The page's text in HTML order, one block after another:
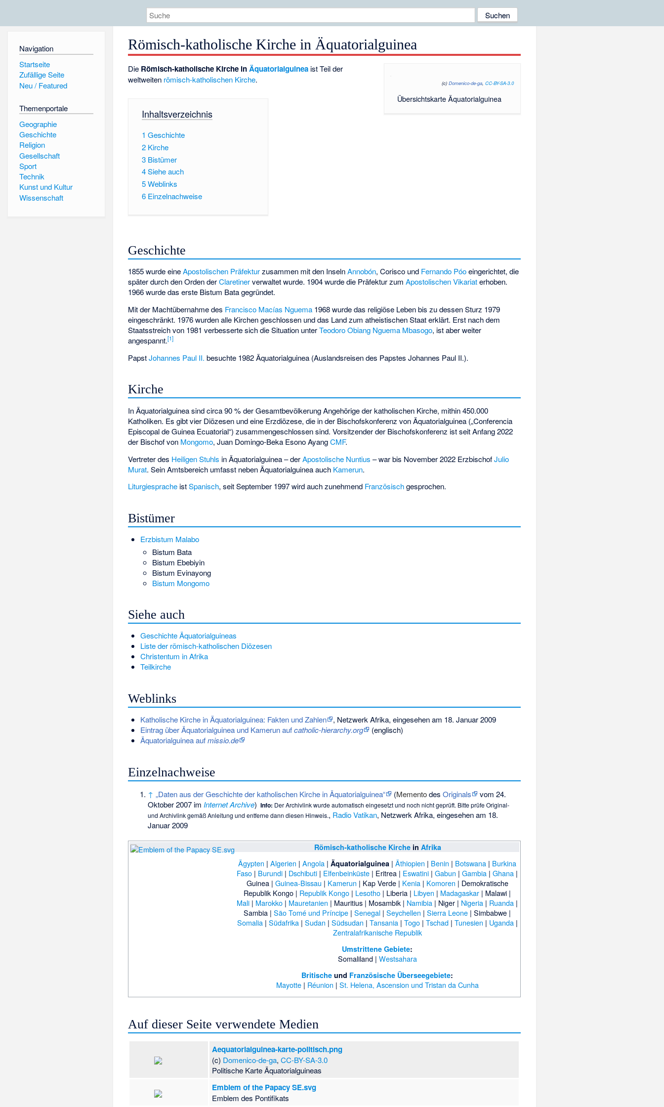
Navigation
Startseite
Zufällige Seite
Neu / Featured
Themenportale
Geographie
Geschichte
Religion
Gesellschaft
Sport
Technik
Kunst und Kultur
Wissenschaft
Römisch-katholische Kirche in Äquatorialguinea
(c) Domenico-de-ga, CC-BY-SA-3.0
Übersichtskarte Äquatorialguinea
Die Römisch-katholische Kirche inÄquatorialguinea ist Teil der
weltweiten römisch-katholischen Kirche.
Inhaltsverzeichnis
1 Geschichte
2 Kirche
3 Bistümer
4Siehe auch
5Weblinks
6 Einzelnachweise
Geschichte
1855 wurde eineApostolischen Präfekturzusammen mit den InselnAnnobón,Corisco und Fernando Póoeingerichtet, die
später durch den Orden derClaretinerverwaltet wurde. 1904 wurde die Präfektur zumApostolischen Vikariaterhoben.
1966 wurde das erste Bistum Bata gegründet.
Mit der Machtübernahme des Francisco Macías Nguema 1968 wurde das religiöse Leben bis zu dessen Sturz 1979
eingeschränkt. 1976 wurden alle Kirchen geschlossen und das Land zum atheistischen Staat erklärt. Erst nach dem
Staatsstreich von 1981 verbesserte sich die Situation unterTeodoro Obiang Nguema Mbasogo, ist aber weiter
angespannt.[1]
PapstJohannes Paul II. besuchte 1982 Äquatorialguinea (Auslandsreisen des Papstes Johannes Paul II.).
Kirche
In Äquatorialguinea sind circa 90 % der Gesamtbevölkerung Angehörige der katholischen Kirche, mithin 450.000
Katholiken. Es gibt vier Diözesen und eine Erzdiözese, die in der Bischofskonferenz von Äquatorialguinea („Conferencia
Episcopal de Guinea Ecuatorial“) zusammengeschlossen sind. Vorsitzender der Bischofskonferenz ist seit Anfang 2022
der Bischof von Mongomo,Juan Domingo-Beka Esono Ayang CMF.
Vertreter des Heiligen Stuhls in Äquatorialguinea – derApostolische Nuntius – war bis November 2022 ErzbischofJulio
Murat. Sein Amtsbereich umfasst neben Äquatorialguinea auch Kamerun.
Liturgiesprache istSpanisch, seit September 1997 wird auch zunehmend Französischgesprochen.
Bistümer
Erzbistum Malabo
Bistum Bata
Bistum Ebebiyin
Bistum Evinayong
Bistum Mongomo
Siehe auch
Geschichte Äquatorialguineas
Liste der römisch-katholischen Diözesen
Christentum in Afrika
Teilkirche
Weblinks
Katholische Kirche in Äquatorialguinea: Fakten und Zahlen
, Netzwerk Afrika, eingesehen am 18. Januar 2009
Eintrag über Äquatorialguinea und Kamerun aufcatholic-hierarchy.org
(englisch)
Äquatorialguinea aufmissio.de
Einzelnachweise
↑ „Daten aus der Geschichte der katholischen Kirche in Äquatorialguinea“ (MementodesOriginals
vom 24.
Oktober 2007 im Internet Archive) Info: Der Archivlink wurde automatisch eingesetzt und noch nicht geprüft. Bitte prüfe Original-
und Archivlink gemäßAnleitung und entferne dann diesen Hinweis., Radio Vatikan, Netzwerk Afrika, eingesehen am 18.
Januar 2009
Römisch-katholische Kirchein Afrika
Ägypten |Algerien |Angola |Äquatorialguinea |Äthiopien | Benin | Botswana | Burkina
Faso | Burundi | Dschibuti | Elfenbeinküste | Eritrea | Eswatini |Gabun |Gambia |Ghana |
Guinea| Guinea-Bissau | Kamerun | Kap Verde| Kenia| Komoren | Demokratische
Republik Kongo | Republik Kongo | Lesotho | Liberia | Libyen | Madagaskar | Malawi |
Mali | Marokko | Mauretanien | Mauritius | Mosambik | Namibia | Niger | Nigeria | Ruanda |
Sambia |São Tomé und Príncipe |Senegal |Seychellen |Sierra Leone |Simbabwe |
Somalia| Südafrika| Sudan | Südsudan | Tansania| Togo| Tschad| Tunesien | Uganda|
Zentralafrikanische Republik
Umstrittene Gebiete:
Somaliland| Westsahara
Britische und Französische Überseegebiete:
Mayotte| Réunion | St. Helena, Ascension und Tristan da Cunha
Auf dieser Seite verwendete Medien
Aequatorialguinea-karte-politisch.png
(c) Domenico-de-ga,CC-BY-SA-3.0
Politische Karte Äquatorialguineas
Emblem of the Papacy SE.svg
Emblem des Pontifikats